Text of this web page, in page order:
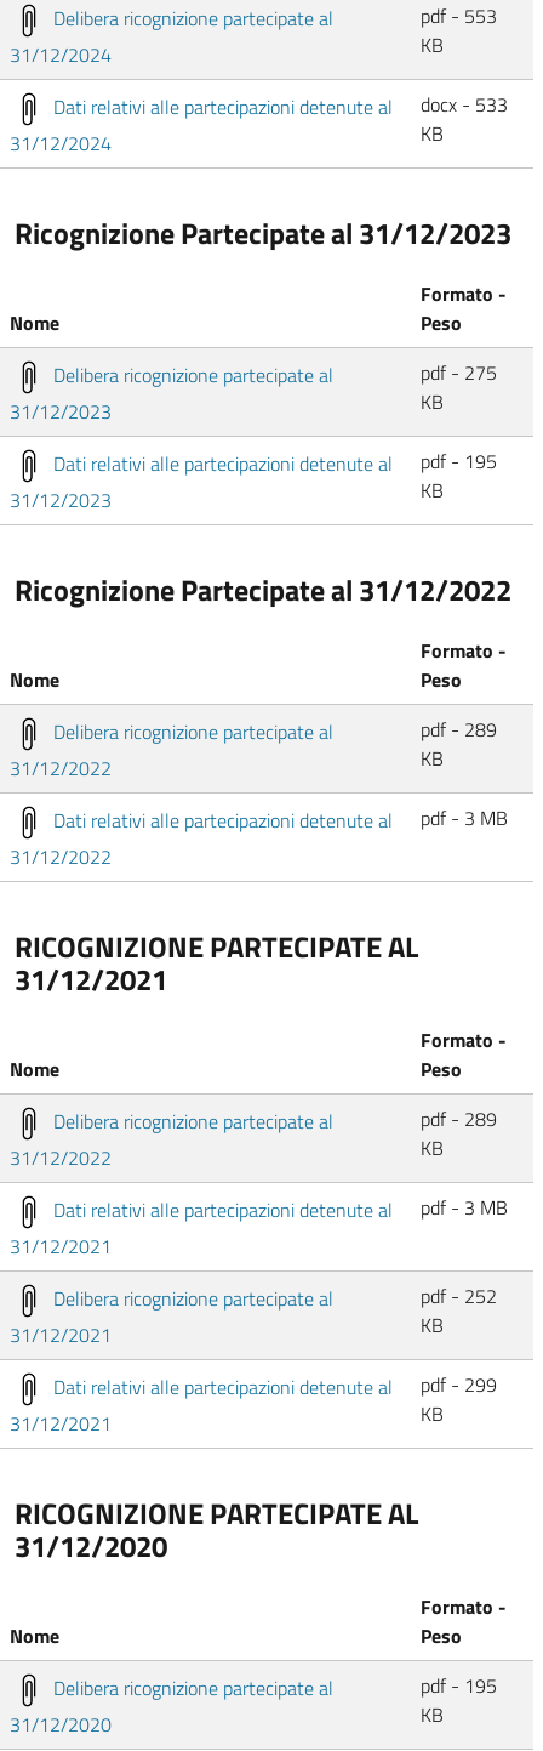
Delibera ricognizione partecipate al
31/12/2024
pdf - 553
KB
Dati relativi alle partecipazioni detenute al
31/12/2024
docx - 533
KB
Ricognizione Partecipate al 31/12/2023
Nome
Formato -
Peso
Delibera ricognizione partecipate al
31/12/2023
pdf - 275
KB
Dati relativi alle partecipazioni detenute al
31/12/2023
pdf - 195
KB
Ricognizione Partecipate al 31/12/2022
Nome
Formato -
Peso
Delibera ricognizione partecipate al
31/12/2022
pdf - 289
KB
Dati relativi alle partecipazioni detenute al
31/12/2022
pdf - 3 MB
RICOGNIZIONE PARTECIPATE AL
31/12/2021
Nome
Formato -
Peso
Delibera ricognizione partecipate al
31/12/2022
pdf - 289
KB
Dati relativi alle partecipazioni detenute al
31/12/2021
pdf - 3 MB
Delibera ricognizione partecipate al
31/12/2021
pdf - 252
KB
Dati relativi alle partecipazioni detenute al
31/12/2021
pdf - 299
KB
RICOGNIZIONE PARTECIPATE AL
31/12/2020
Nome
Formato -
Peso
Delibera ricognizione partecipate al
31/12/2020
pdf - 195
KB